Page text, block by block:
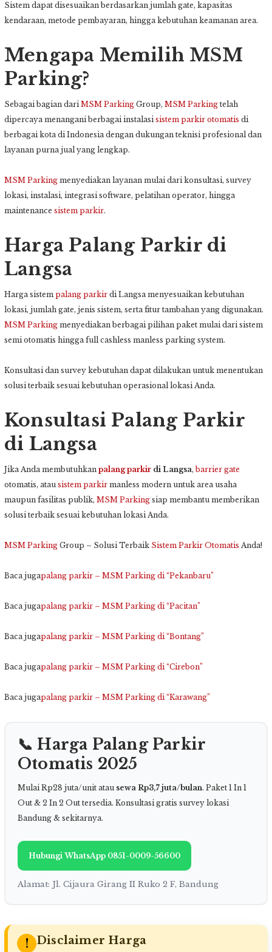
Sistem dapat disesuaikan berdasarkan jumlah gate, kapasitas
kendaraan, metode pembayaran, hingga kebutuhan keamanan area.
Mengapa Memilih MSM
Parking?
Sebagai bagian dariMSM Parking Group, MSM Parking telah
dipercaya menangani berbagai instalasisistem parkir otomatis di
berbagai kota di Indonesia dengan dukungan teknisi profesional dan
layanan purna jual yang lengkap.
MSM Parking menyediakan layanan mulai dari konsultasi, survey
lokasi, instalasi, integrasi software, pelatihan operator, hingga
maintenance sistem parkir.
Harga Palang Parkir di
Langsa
Harga sistem palang parkir di Langsa menyesuaikan kebutuhan
lokasi, jumlah gate, jenis sistem, serta fitur tambahan yang digunakan.
MSM Parking menyediakan berbagai pilihan paket mulai dari sistem
semi otomatis hingga full cashless manless parking system.
Konsultasi dan survey kebutuhan dapat dilakukan untuk menentukan
solusi terbaik sesuai kebutuhan operasional lokasi Anda.
Konsultasi Palang Parkir
di Langsa
Jika Anda membutuhkan palang parkir di Langsa, barrier gate
otomatis, atau sistem parkir manless modern untuk area usaha
maupun fasilitas publik, MSM Parking siap membantu memberikan
solusi terbaik sesuai kebutuhan lokasi Anda.
MSM Parking Group – Solusi Terbaik Sistem Parkir Otomatis Anda!
Baca jugapalang parkir – MSM Parking di “Pekanbaru”
Baca jugapalang parkir – MSM Parking di “Pacitan”
Baca jugapalang parkir – MSM Parking di “Bontang”
Baca jugapalang parkir – MSM Parking di “Cirebon”
Baca jugapalang parkir – MSM Parking di “Karawang”
📞 Harga Palang Parkir
Otomatis 2025
Mulai Rp28 juta/unit atau sewa Rp3,7 juta/bulan. Paket 1 In 1
Out & 2 In 2 Out tersedia. Konsultasi gratis survey lokasi
Bandung & sekitarnya.
Hubungi WhatsApp 0851-0009-56600
Alamat: Jl. Cijaura Girang II Ruko 2 F, Bandung
! Disclaimer Harga